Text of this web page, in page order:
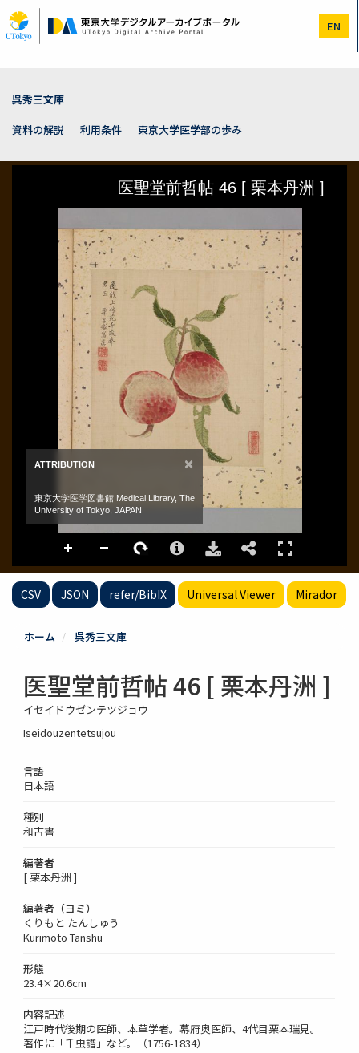
イ
ン
EN
呉秀三文庫
資料の解説
利用条件 東京大学医学部の歩み
CSV JSON refer/BibIX Universal Viewer Mirador
ホーム 呉秀三文庫
医聖堂前哲帖 46 [ 栗本丹洲 ]
イセイドウゼンテツジョウ
Iseidouzentetsujou
言語
日本語
種別
和古書
編著者
[ 栗本丹洲 ]
編著者（ヨミ）
くりもと たんしゅう
Kurimoto Tanshu
形態
23.4×20.6cm
内容記述
江戸時代後期の医師、本草学者。幕府奥医師、4代目栗本瑞見。
著作に「千虫譜」など。（1756-1834）